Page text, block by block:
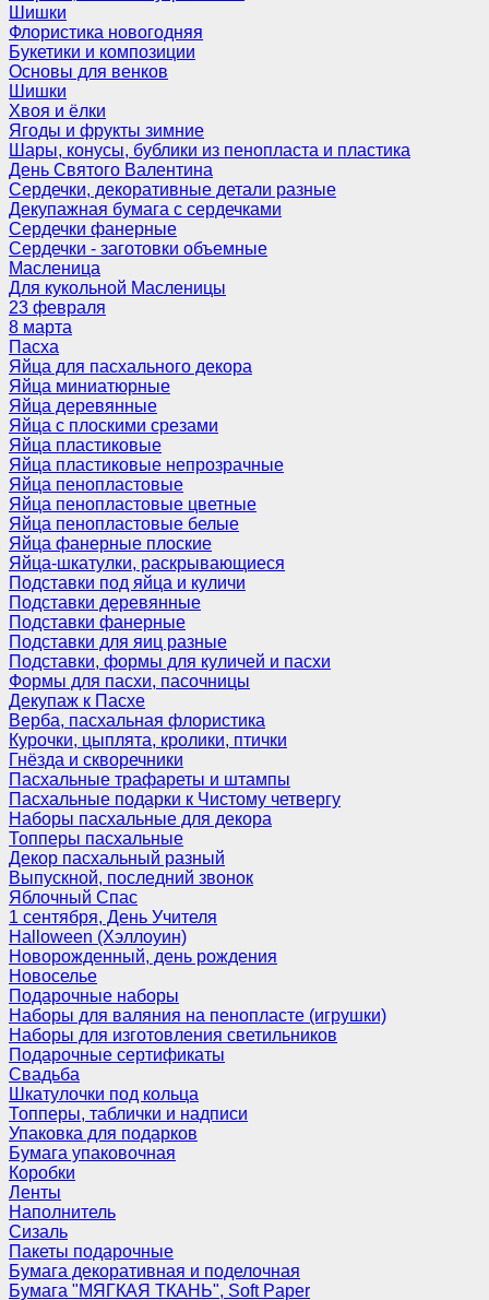
Шишки
Флористика новогодняя
Букетики и композиции
Основы для венков
Шишки
Хвоя и ёлки
Ягоды и фрукты зимние
Шары, конусы, бублики из пенопласта и пластика
День Святого Валентина
Сердечки, декоративные детали разные
Декупажная бумага с сердечками
Сердечки фанерные
Сердечки - заготовки объемные
Масленица
Для кукольной Масленицы
23 февраля
8 марта
Пасха
Яйца для пасхального декора
Яйца миниатюрные
Яйца деревянные
Яйца с плоскими срезами
Яйца пластиковые
Яйца пластиковые непрозрачные
Яйца пенопластовые
Яйца пенопластовые цветные
Яйца пенопластовые белые
Яйца фанерные плоские
Яйца-шкатулки, раскрывающиеся
Подставки под яйца и куличи
Подставки деревянные
Подставки фанерные
Подставки для яиц разные
Подставки, формы для куличей и пасхи
Формы для пасхи, пасочницы
Декупаж к Пасхе
Верба, пасхальная флористика
Курочки, цыплята, кролики, птички
Гнёзда и скворечники
Пасхальные трафареты и штампы
Пасхальные подарки к Чистому четвергу
Наборы пасхальные для декора
Топперы пасхальные
Декор пасхальный разный
Выпускной, последний звонок
Яблочный Спас
1 сентября, День Учителя
Halloween (Хэллоуин)
Новорожденный, день рождения
Новоселье
Подарочные наборы
Наборы для валяния на пенопласте (игрушки)
Наборы для изготовления светильников
Подарочные сертификаты
Свадьба
Шкатулочки под кольца
Топперы, таблички и надписи
Упаковка для подарков
Бумага упаковочная
Коробки
Ленты
Наполнитель
Сизаль
Пакеты подарочные
Бумага декоративная и поделочная
Бумага "МЯГКАЯ ТКАНЬ", Soft Paper